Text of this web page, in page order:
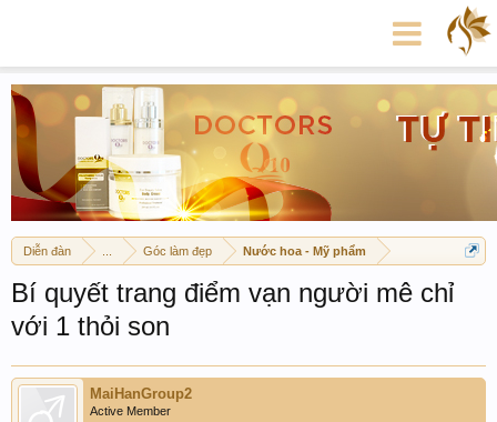
Diễn đàn Góc làm đẹp Nước hoa - Mỹ phẩm
Bí quyết trang điểm vạn người mê chỉ
với 1 thỏi son
MaiHanGroup2
Active Member